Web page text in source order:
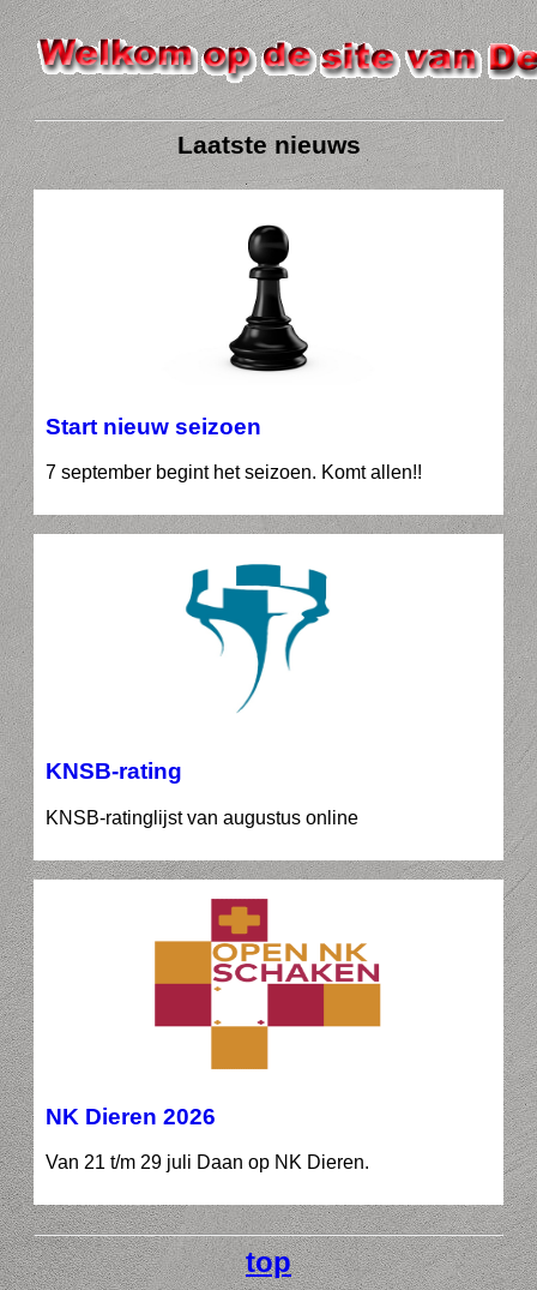
Laatste nieuws
Start nieuw seizoen
7 september begint het seizoen. Komt allen!!
KNSB-rating
KNSB-ratinglijst van augustus online
NK Dieren 2026
Van 21 t/m 29 juli Daan op NK Dieren.
top